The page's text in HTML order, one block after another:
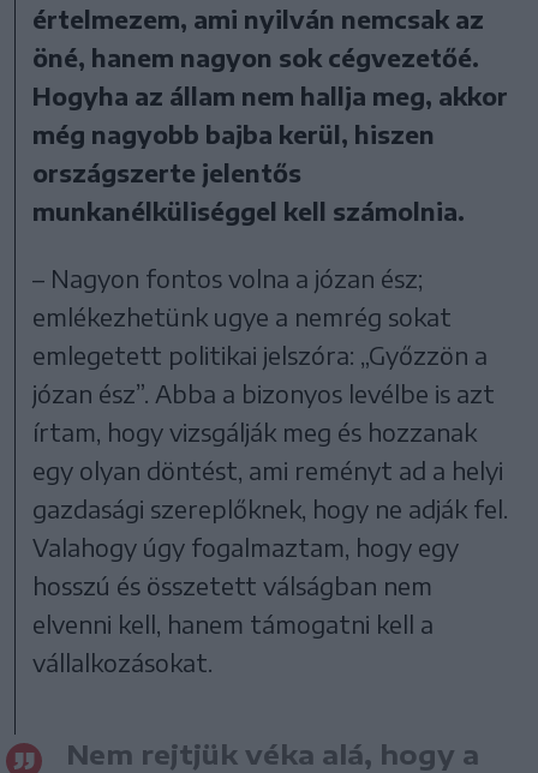
értelmezem, ami nyilván nemcsak az
öné, hanem nagyon sok cégvezetőé.
Hogyha az állam nem hallja meg, akkor
még nagyobb bajba kerül, hiszen
országszerte jelentős
munkanélküliséggel kell számolnia.
– Nagyon fontos volna a józan ész;
emlékezhetünk ugye a nemrég sokat
emlegetett politikai jelszóra: „Győzzön a
józan ész”. Abba a bizonyos levélbe is azt
írtam, hogy vizsgálják meg és hozzanak
egy olyan döntést, ami reményt ad a helyi
gazdasági szereplőknek, hogy ne adják fel.
Valahogy úgy fogalmaztam, hogy egy
hosszú és összetett válságban nem
elvenni kell, hanem támogatni kell a
vállalkozásokat.
Nem rejtjük véka alá, hogy a